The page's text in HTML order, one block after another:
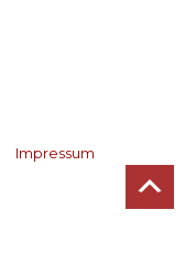
Impressum